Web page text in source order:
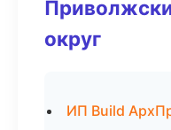
округ
ИП Build